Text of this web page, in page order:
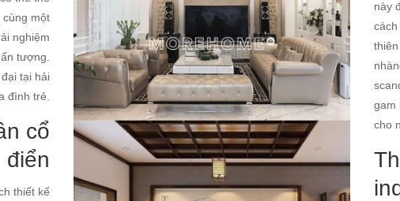
cùng một
nghiệm
tượng.
tại hải
đình trẻ.
cổ
điển
thiết kế
này
gam
cho